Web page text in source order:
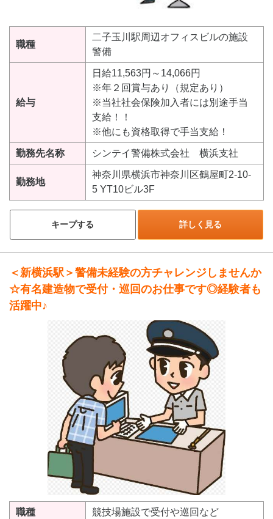
職種
二子玉川駅周辺オフィスビルの施設
警備
給与
日給11,563円～14,066円
※年２回賞与あり（規定あり）
※当社社会保険加入者には別途手当
支給！！
※他にも資格取得で手当支給！
勤務先名称 シンテイ警備株式会社 横浜支社
勤務地
神奈川県横浜市神奈川区鶴屋町2-10-
5 YT10ビル3F
キープする 詳しく見る
＜新横浜駅＞警備未経験の方チャレンジしませんか
☆有名建造物で受付・巡回のお仕事です◎経験者も
活躍中♪
職種 競技場施設で受付や巡回など